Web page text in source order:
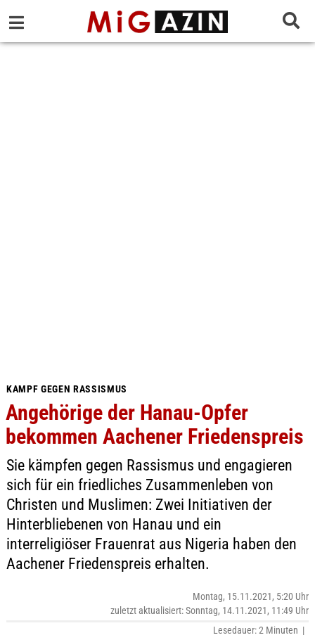
KAMPF GEGEN RASSISMUS
Angehörige der Hanau-Opfer
bekommen Aachener Friedenspreis
Sie kämpfen gegen Rassismus und engagieren
sich für ein friedliches Zusammenleben von
Christen und Muslimen: Zwei Initiativen der
Hinterbliebenen von Hanau und ein
interreligiöser Frauenrat aus Nigeria haben den
Aachener Friedenspreis erhalten.
Montag, 15.11.2021, 5:20 Uhr
zuletzt aktualisiert: Sonntag, 14.11.2021, 11:49 Uhr
Lesedauer: 2 Minuten |